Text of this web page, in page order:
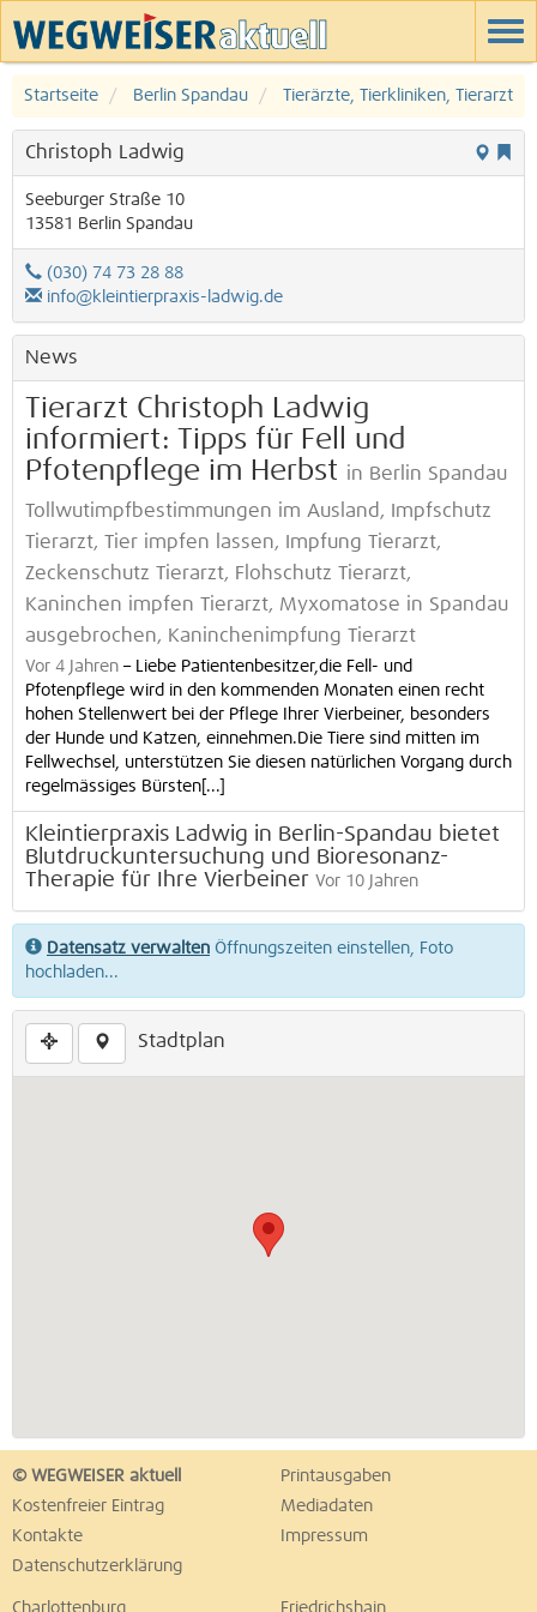
Startseite Berlin Spandau Tierärzte, Tierkliniken, Tierarzt
Christoph Ladwig
Seeburger Straße 10
13581 Berlin Spandau
(030) 74 73 28 88
info@kleintierpraxis-ladwig.de
News
Tierarzt Christoph Ladwig
informiert: Tipps für Fell und
Pfotenpflege im Herbst in Berlin Spandau
Tollwutimpfbestimmungen im Ausland, Impfschutz
Tierarzt, Tier impfen lassen, Impfung Tierarzt,
Zeckenschutz Tierarzt, Flohschutz Tierarzt,
Kaninchen impfen Tierarzt, Myxomatose in Spandau
ausgebrochen, Kaninchenimpfung Tierarzt
Vor 4 Jahren – Liebe Patientenbesitzer,die Fell- und
Pfotenpflege wird in den kommenden Monaten einen recht
hohen Stellenwert bei der Pflege Ihrer Vierbeiner, besonders
der Hunde und Katzen, einnehmen.Die Tiere sind mitten im
Fellwechsel, unterstützen Sie diesen natürlichen Vorgang durch
regelmässiges Bürsten[...]
Kleintierpraxis Ladwig in Berlin-Spandau bietet
Blutdruckuntersuchung und Bioresonanz-
Therapie für Ihre Vierbeiner Vor 10 Jahren
Datensatz verwalten Öffnungszeiten einstellen, Foto
hochladen...
Stadtplan
© WEGWEISER aktuell
Printausgaben
Kostenfreier Eintrag
Mediadaten
Kontakte
Impressum
Datenschutzerklärung
Charlottenburg Friedrichshain